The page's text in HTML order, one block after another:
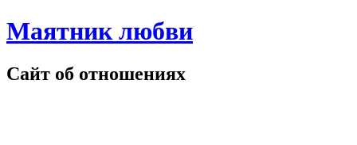
Маятник любви
Сайт об отношениях